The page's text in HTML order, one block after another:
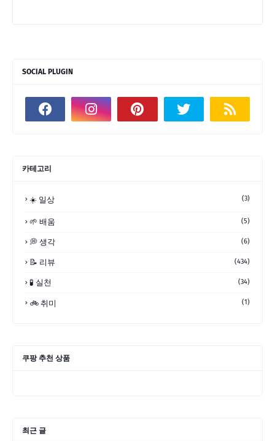
SOCIAL PLUGIN
카테고리
☀️ 일상 (3)
🌱 배움 (5)
💭 생각 (6)
📝 리뷰 (434)
🧪 실천 (34)
🚲 취미 (1)
쿠팡 추천 상품
최근 글